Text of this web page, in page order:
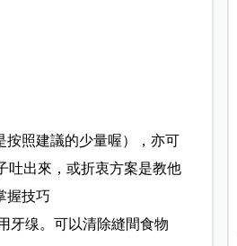
按照建議的少量喔），亦可
吐出來，或折衷方案是教他
握技巧
牙缐。可以清除縫間食物